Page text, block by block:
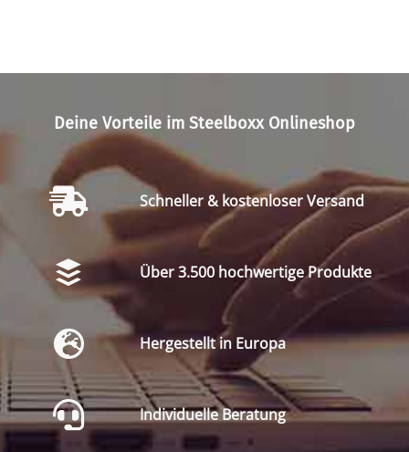
Deine Vorteile im Steelboxx Onlineshop
Schneller & kostenloser Versand
Über 3.500 hochwertige Produkte
Hergestellt in Europa
Individuelle Beratung